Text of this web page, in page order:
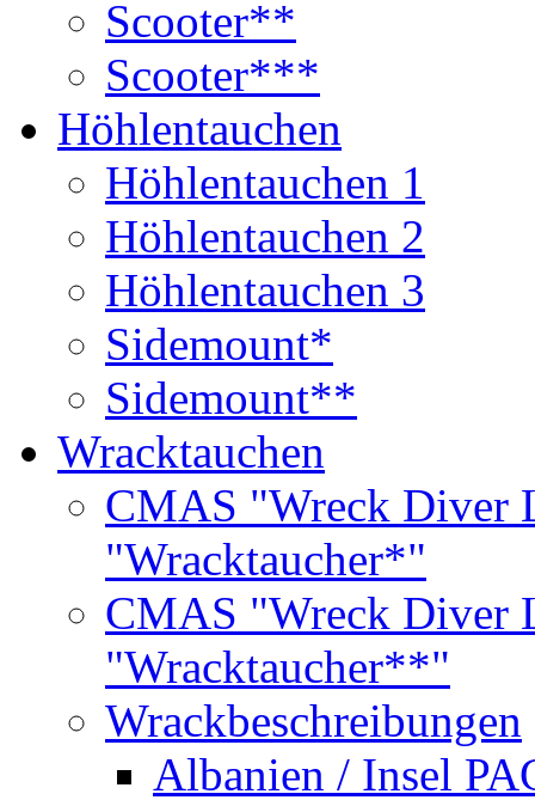
Scooter**
Scooter***
Höhlentauchen
Höhlentauchen 1
Höhlentauchen 2
Höhlentauchen 3
Sidemount*
Sidemount**
Wracktauchen
CMAS "Wreck Diver
"Wracktaucher*"
CMAS "Wreck Diver
"Wracktaucher**"
Wrackbeschreibungen
Albanien / Insel